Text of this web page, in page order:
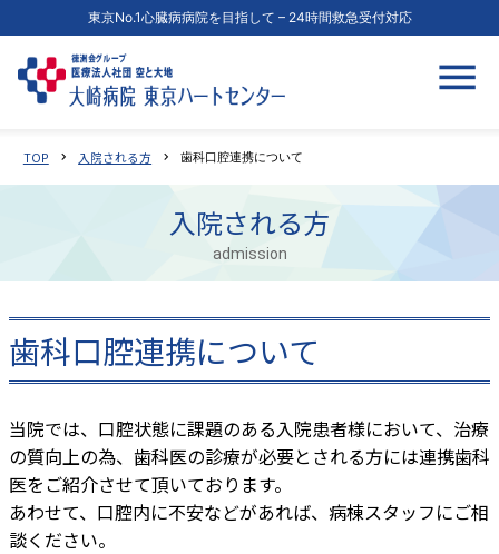
東京No.1心臓病病院を目指して – 24時間救急受付対応
TOP chevron_right 入院される方 chevron_right 歯科口腔連携について
入院される方
admission
歯科口腔連携について
当院では、口腔状態に課題のある入院患者様において、治療
の質向上の為、歯科医の診療が必要とされる方には連携歯科
医をご紹介させて頂いております。
あわせて、口腔内に不安などがあれば、病棟スタッフにご相
談ください。